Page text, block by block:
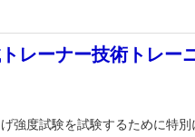
レーナー技術トレー
強度試験を試験するために特